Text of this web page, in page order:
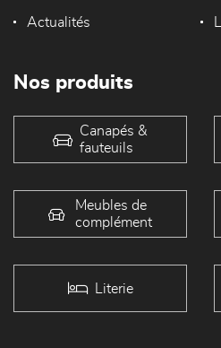
Actualités
Nos produits
Canapés &
fauteuils
Meubles de
complément
Literie